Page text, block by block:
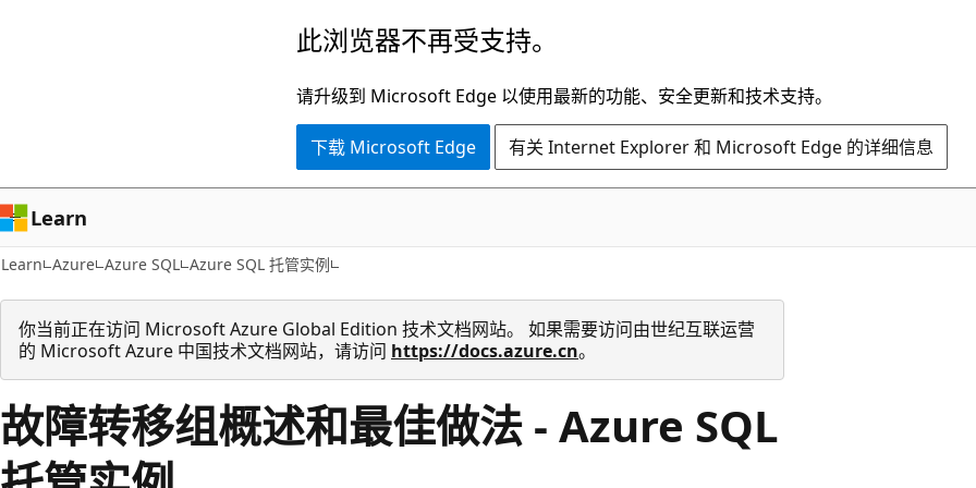
容
此浏览器不再受支持。
请升级到 Microsoft Edge 以使用最新的功能、安全更新和技术支持。
下载 Microsoft Edge 有关 Internet Explorer 和 Microsoft Edge 的详细信息
Learn
Learn Azure Azure SQL Azure SQL 托管实例
你当前正在访问 Microsoft Azure Global Edition 技术文档网站。 如果需要访问由世纪互联运营
的 Microsoft Azure 中国技术文档网站，请访问 https://docs.azure.cn。
故障转移组概述和最佳做法 - Azure SQL